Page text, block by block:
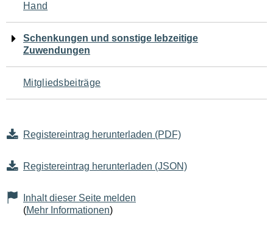
Hand
Schenkungen und sonstige lebzeitige
Zuwendungen
Mitgliedsbeiträge
Registereintrag herunterladen (PDF)
Registereintrag herunterladen (JSON)
Inhalt dieser Seite melden
(Mehr Informationen)